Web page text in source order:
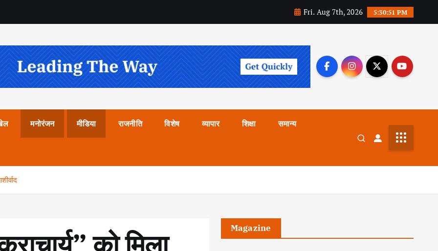
Fri. Aug 7th, 2026 5:30:53 PM
मनोरंजन मीडिया राजनीति विशेष व्यापार शिक्षा समान्य
Magazine